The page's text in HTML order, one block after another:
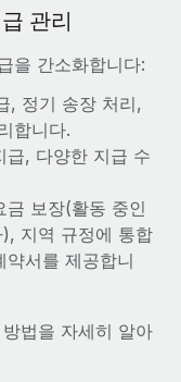
장에서 글로벌
기를 끌면서, 기업들
때보다 중요해졌습
품질의...
관리
을 간소화합니다:
, 정기 송장 처리,
합니다.
, 다양한 지급 수
금 보장(활동 중인
지역 규정에 통합
서를 제공합니
법을 자세히 알아